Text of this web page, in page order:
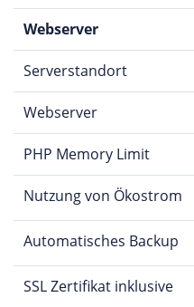
Webserver
Serverstandort
Webserver
PHP Memory Limit
Nutzung von Ökostrom
Automatisches Backup
SSL Zertifikat inklusive